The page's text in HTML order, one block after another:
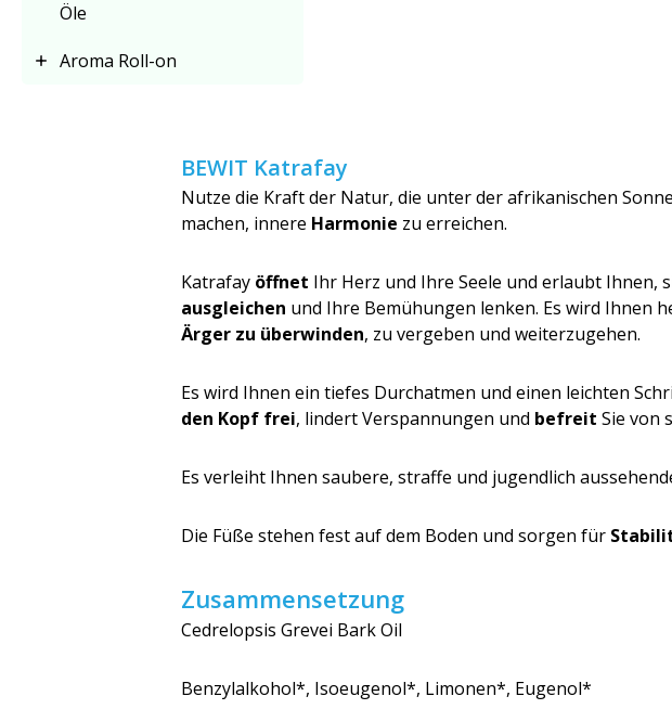
Öle
Aroma Roll-on
BEWIT Katrafay
Nutze die Kraft der Natur, die unter der afrikanischen
machen, innere Harmonie zu erreichen.
Katrafay öffnet Ihr Herz und Ihre Seele und erlaubt Ihnen,
ausgleichen und Ihre Bemühungen lenken. Es wird Ihnen
Ärger zu überwinden, zu vergeben und weiterzugehen.
Es wird Ihnen ein tiefes Durchatmen und einen leichten
den Kopf frei, lindert Verspannungen und befreit Sie von
Es verleiht Ihnen saubere, straffe und jugendlich
Die Füße stehen fest auf dem Boden und sorgen für
Zusammensetzung
Cedrelopsis Grevei Bark Oil
Benzylalkohol*, Isoeugenol*, Limonen*, Eugenol*